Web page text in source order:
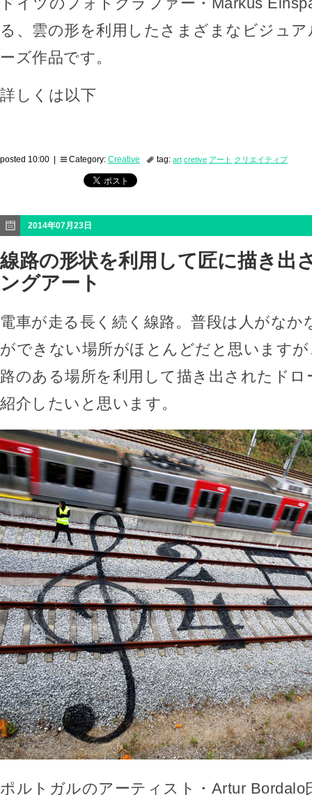
る、雲の形を利用したさまざまなビジュ
ーズ作品です。
詳しくは以下
posted 10:00 | Category: Creative tag: art cretive アート クリエイティブ
2014年07月23日
線路の形状を利用して匠に描き出
ングアート
電車が走る長く続く線路。普段は人がなか
ができない場所がほとんどだと思います
路のある場所を利用して描き出されたド
紹介したいと思います。
ポルトガルのアーティスト・Artur Bordalo